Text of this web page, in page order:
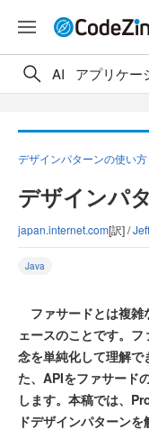
AI アプリケー
デザインパターンの使い方
デザインパ
japan.internet.com[訳] /
Java
ファサードとは複雑
ェースのことです。
念を単純化して理解で
た、APIをファサード
します。本稿では、
ドデザインパターンを